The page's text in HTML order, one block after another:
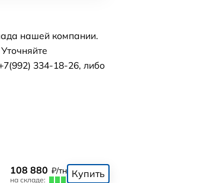
нашей компании.
334-18-26, либо
108 880 ₽/тн
на складе:
Купить